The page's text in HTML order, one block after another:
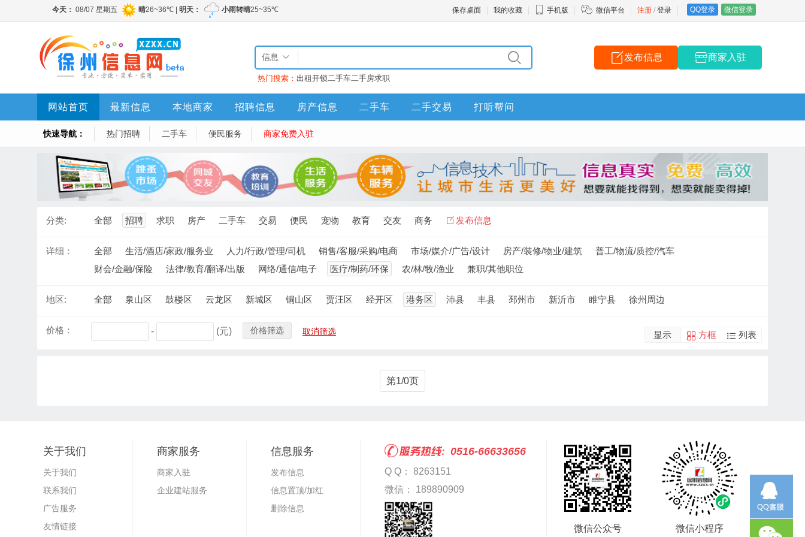
注册 / 登录 QQ登录 微信登录
保存桌面 我的收藏 手机版 微信平台
信息
热门搜索： 出租开锁二手车二手房求职
发布信息 商家入驻
网站首页 最新信息 本地商家 招聘信息 房产信息 二手车 二手交易 打听帮问
快速导航： 热门招聘 二手车 便民服务 商家免费入驻
分类: 全部 招聘 求职 房产 二手车 交易 便民 宠物 教育 交友 商务 发布信息
详细： 全部 生活/酒店/家政/服务业 人力/行政/管理/司机 销售/客服/采购/电商 市场/媒介/广告/设计 房产/装修/物业/建筑
普工/物流/质控/汽车
财会/金融/保险
法律/教育/翻译/出版 网络/通信/电子 医疗/制药/环保 农/林/牧/渔业 兼职/其他职位
地区: 全部 泉山区 鼓楼区 云龙区 新城区 铜山区 贾汪区 经开区 港务区 沛县 丰县 邳州市 新沂市 睢宁县 徐州周边
价格： - (元) 价格筛选 取消筛选 显示 方框 列表
第1/0页
关于我们
关于我们
联系我们
广告服务
友情链接
商家服务
商家入驻
企业建站服务
信息服务
发布信息
信息置顶/加红
删除信息
0516-66633656
Q Q： 8263151
微信： 189890909
微信公众号 微信小程序